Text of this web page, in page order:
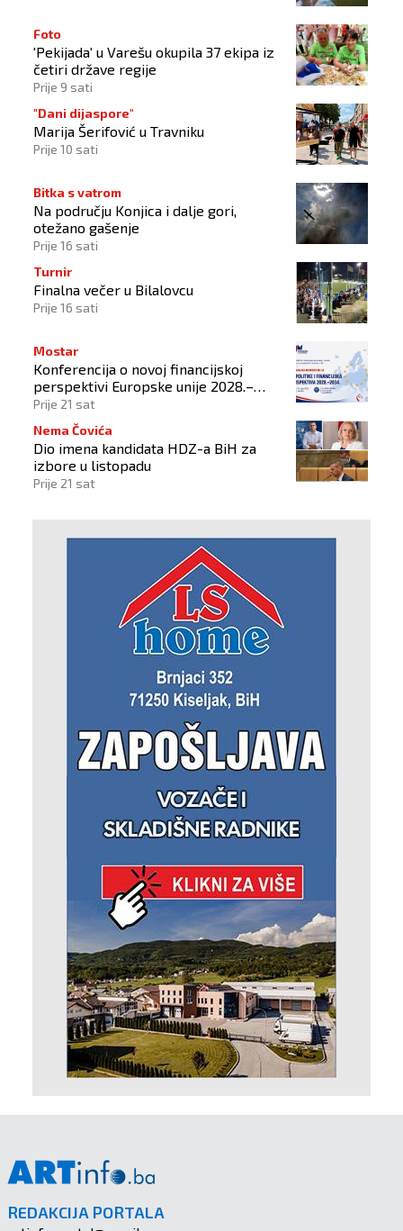
Foto
'Pekijada' u Varešu okupila 37 ekipa iz
četiri države regije
Prije 9 sati
"Dani dijaspore"
Marija Šerifović u Travniku
Prije 10 sati
Bitka s vatrom
Na području Konjica i dalje gori,
otežano gašenje
Prije 16 sati
Turnir
Finalna večer u Bilalovcu
Prije 16 sati
Mostar
Konferencija o novoj financijskoj
perspektivi Europske unije 2028.–
2034.
Prije 21 sat
Nema Čovića
Dio imena kandidata HDZ-a BiH za
izbore u listopadu
Prije 21 sat
REDAKCIJA PORTALA